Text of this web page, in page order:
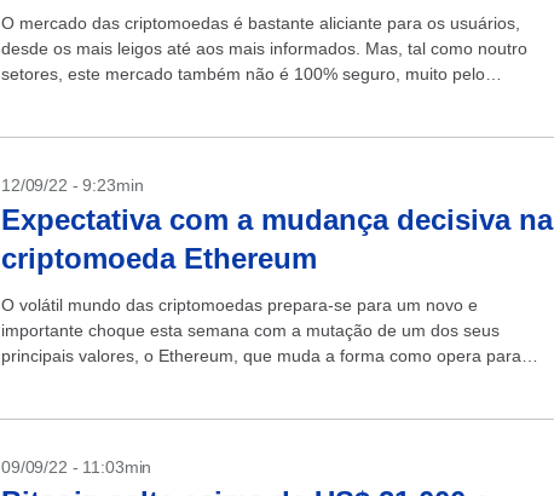
O mercado das criptomoedas é bastante aliciante para os usuários,
desde os mais leigos até aos mais informados. Mas, tal como noutro
setores, este mercado também não é 100% seguro, muito pelo
12/09/22 - 9:23min
Expectativa com a mudança decisiva na
criptomoeda Ethereum
O volátil mundo das criptomoedas prepara-se para um novo e
importante choque esta semana com a mutação de um dos seus
principais valores, o Ethereum, que muda a forma como opera para
09/09/22 - 11:03min